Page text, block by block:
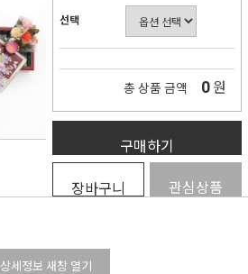
선택
총 상품 금액 0 원
구매하기
장바구니 관심상품
상세정보 새창 열기